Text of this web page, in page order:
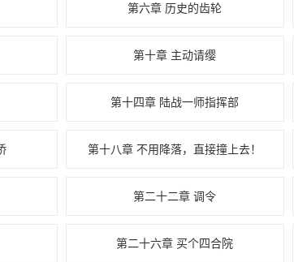
第六章 历史的齿轮
第十章 主动请缨
第十四章 陆战一师指挥部
第十八章 不用降落，直接撞上去！
第二十二章 调令
第二十六章 买个四合院